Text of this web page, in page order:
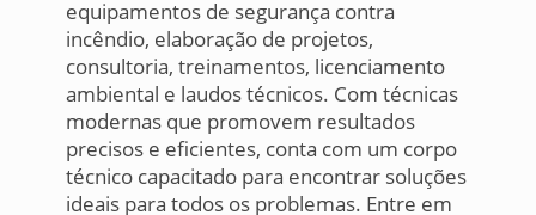
equipamentos de segurança contra
incêndio, elaboração de projetos,
consultoria, treinamentos, licenciamento
ambiental e laudos técnicos. Com técnicas
modernas que promovem resultados
precisos e eficientes, conta com um corpo
técnico capacitado para encontrar soluções
ideais para todos os problemas. Entre em